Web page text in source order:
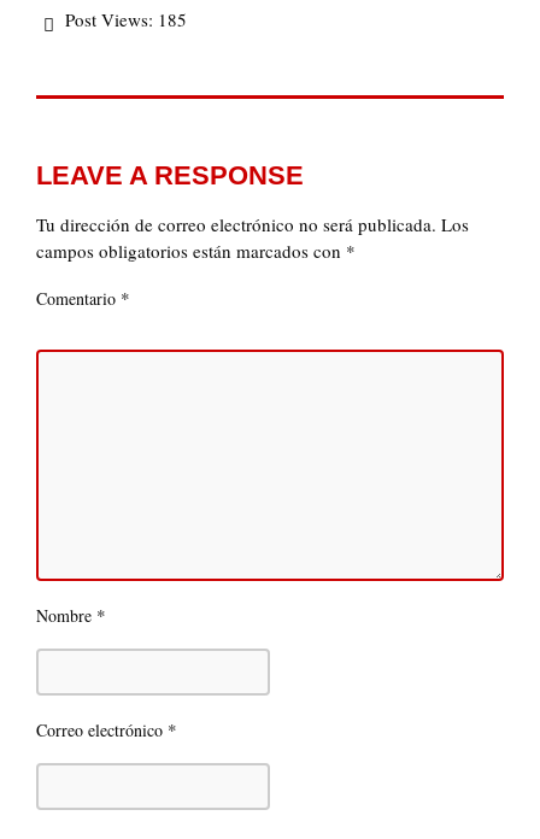
Post Views: 185
LEAVE A RESPONSE
Tu dirección de correo electrónico no será publicada. Los
campos obligatorios están marcados con *
Comentario *
Nombre *
Correo electrónico *